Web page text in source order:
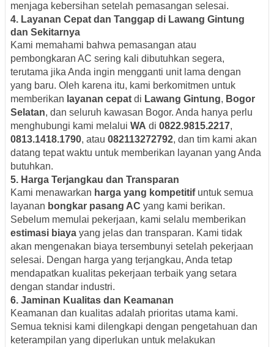
menjaga kebersihan setelah pemasangan selesai.
4. Layanan Cepat dan Tanggap di Lawang Gintung
dan Sekitarnya
Kami memahami bahwa pemasangan atau
pembongkaran AC sering kali dibutuhkan segera,
terutama jika Anda ingin mengganti unit lama dengan
yang baru. Oleh karena itu, kami berkomitmen untuk
memberikan layanan cepat di Lawang Gintung, Bogor
Selatan, dan seluruh kawasan Bogor. Anda hanya perlu
menghubungi kami melalui WA di 0822.9815.2217,
0813.1418.1790, atau 082113272792, dan tim kami akan
datang tepat waktu untuk memberikan layanan yang Anda
butuhkan.
5. Harga Terjangkau dan Transparan
Kami menawarkan harga yang kompetitifuntuk semua
layanan bongkar pasang AC yang kami berikan.
Sebelum memulai pekerjaan, kami selalu memberikan
estimasi biaya yang jelas dan transparan. Kami tidak
akan mengenakan biaya tersembunyi setelah pekerjaan
selesai. Dengan harga yang terjangkau, Anda tetap
mendapatkan kualitas pekerjaan terbaik yang setara
dengan standar industri.
6. Jaminan Kualitas dan Keamanan
Keamanan dan kualitas adalah prioritas utama kami.
Semua teknisi kami dilengkapi dengan pengetahuan dan
keterampilan yang diperlukan untuk melakukan